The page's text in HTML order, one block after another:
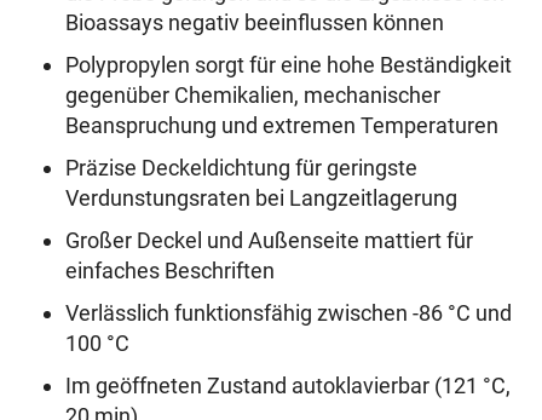
Bioassays negativ beeinflussen können
Polypropylen sorgt für eine hohe Beständigkeit
gegenüber Chemikalien, mechanischer
Beanspruchung und extremen Temperaturen
Präzise Deckeldichtung für geringste
Verdunstungsraten bei Langzeitlagerung
Großer Deckel und Außenseite mattiert für
einfaches Beschriften
Verlässlich funktionsfähig zwischen -86 °C und
100 °C
Im geöffneten Zustand autoklavierbar (121 °C,